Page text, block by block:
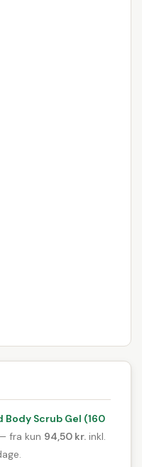
Body Scrub Gel (160
fra kun 94,50 kr. inkl.